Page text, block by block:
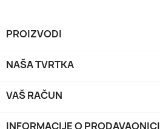
PROIZVODI
NAŠA TVRTKA
VAŠ RAČUN
INFORMACIJE O PRODAVAONICI